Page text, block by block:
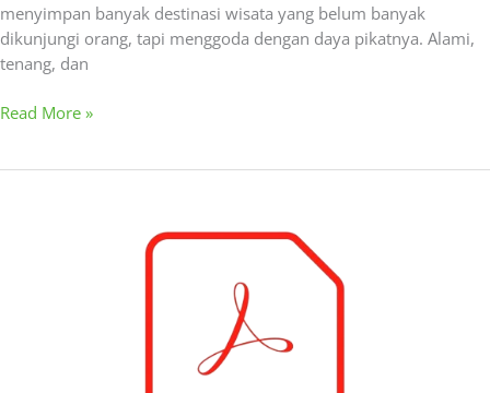
menyimpan banyak destinasi wisata yang belum banyak
dikunjungi orang, tapi menggoda dengan daya pikatnya. Alami,
tenang, dan
Read More »